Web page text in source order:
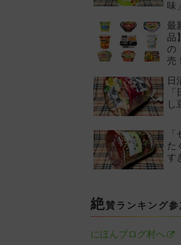
味
最
品
の
売
新
日
し
た
す
絶賛ランキング参
にほんブログ村へ